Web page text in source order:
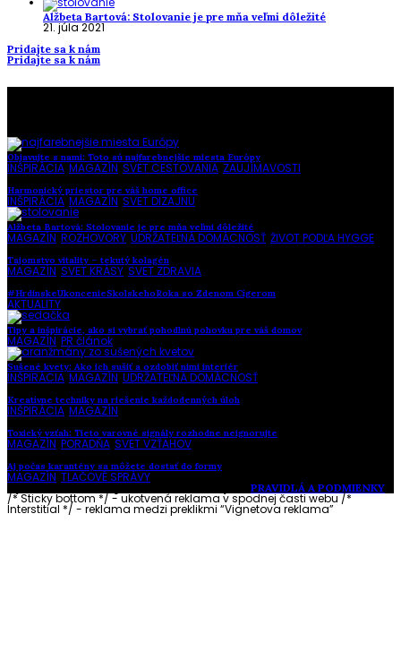
Alžbeta Bartová: Stolovanie je pre mňa veľmi dôležité
21. júla 2021
Pridajte sa k nám
Pridajte sa k nám
Objavujte s nami: Toto sú najfarebnejšie miesta Európy
INŠPIRÁCIA MAGAZÍN SVET CESTOVANIA ZAUJÍMAVOSTI
Harmonický priestor pre váš home office
INŠPIRÁCIA MAGAZÍN SVET DIZAJNU
Alžbeta Bartová: Stolovanie je pre mňa veľmi dôležité
MAGAZÍN ROZHOVORY UDRŽATEĽNÁ DOMÁCNOSŤ ŽIVOT PODĽA HYGGE
Tajomstvo vitality – tekutý kolagén
MAGAZÍN SVET KRÁSY SVET ZDRAVIA
#HrdinskeUkoncenieSkolskehoRoka so Zdenom Cígerom
AKTUALITY
Tipy a inšpirácie, ako si vybrať pohodlnú pohovku pre váš domov
MAGAZÍN PR článok
Sušené kvety: Ako ich sušiť a ozdobiť nimi interiér
INŠPIRÁCIA MAGAZÍN UDRŽATEĽNÁ DOMÁCNOSŤ
Kreatívne techniky na riešenie každodenných úloh
INŠPIRÁCIA MAGAZÍN
Toxický vzťah: Tieto varovné signály rozhodne neignorujte
MAGAZÍN PORADŇA SVET VZŤAHOV
Aj počas karantény sa môžete dostať do formy
MAGAZÍN TLAČOVÉ SPRÁVY
PRAVIDLÁ A PODMIENKY
/* Sticky bottom */ - ukotvená reklama v spodnej časti webu/*
Interstitial */ - reklama medzi preklikmi “Vignetova reklama”